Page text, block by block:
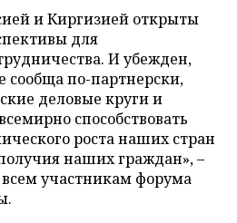
и Киргизией открыты
для
И убежден,
сообща по-партнерски,
деловые круги и
способствовать
роста наших стран
наших граждан», –
участникам форума